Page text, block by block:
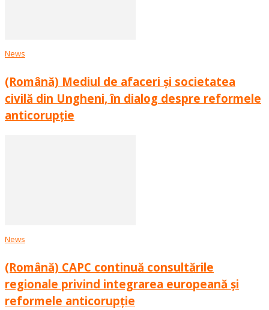
News
(Română) Mediul de afaceri și societatea
civilă din Ungheni, în dialog despre reformele
anticorupție
News
(Română) CAPC continuă consultările
regionale privind integrarea europeană și
reformele anticorupție